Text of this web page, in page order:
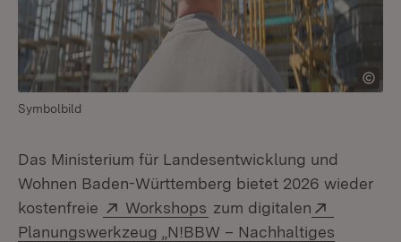
Symbolbild
Das Ministerium für Landesentwicklung und
Wohnen Baden-Württemberg bietet 2026 wieder
kostenfreie
Extern:
Workshops (Öffnet in neuem Fenster)
zum digitalen
Planungswerkzeug „N!BBW – Nachhaltiges